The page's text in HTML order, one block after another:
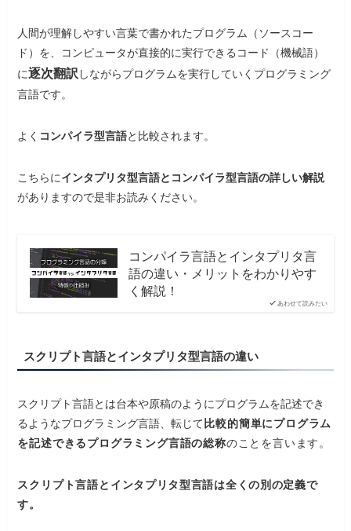
人間が理解しやすい言葉で書かれたプログラム（ソースコー
ド）を、コンピュータが直接的に実行できるコード（機械語）
に逐次翻訳 しながらプログラムを実行していくプログラミング
言語です。
よく コンパイラ型言語と比較されます。
こちらにインタプリタ型言語とコンパイラ型言語の詳しい解説
がありますので是非お読みください。
あわせて読みたい
コンパイラ言語とインタプリタ言
語の違い・メリットをわかりやす
く解説！
スクリプト言語とインタプリタ型言語の違い
スクリプト言語とは台本や原稿のようにプログラムを記述でき
るようなプログラミング言語、転じて 比較的簡単にプログラム
を記述できるプログラミング言語の総称のことを言います。
スクリプト言語と インタプリタ型言語は全くの別の定義で
す。